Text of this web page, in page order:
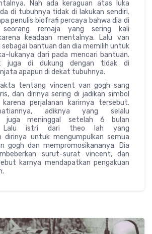
Nah ada keraguan atas luka
di tubuhnya tidak di lakukan sendiri.
penulis biofrafi percaya bahwa dia di
remaja yang sering kali
keadaan mentalnya. Lalu van
bantuan dan dia memilih untuk
lukanya dari pada mencari bantuan.
juga di dukung dengan tidak di
apapun di dekat tubuhnya.
tentang vincent van gogh sang
dan dirinya sering di jadikan simbol
karena perjalanan karirnya tersebut.
adiknya yang selalu
juga meninggal setelah 6 bulan
Lalu istri dari theo lah yang
dirinya untuk mengumpulkan semua
gogh dan mempromosikananya. Dia
surut-surat vincent, dan
karnya mendapatkan pengakuan